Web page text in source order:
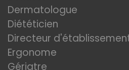
Dermatologue
Diététicien
Directeur
Ergonome
Gériatre